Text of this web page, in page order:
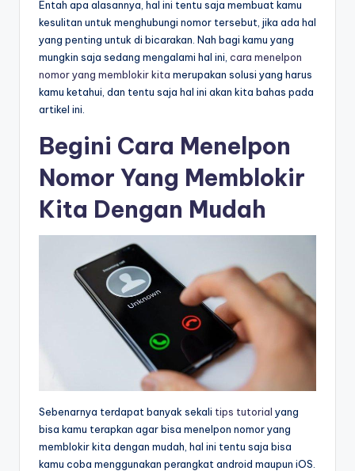
Entah apa alasannya, hal ini tentu saja membuat kamu
kesulitan untuk menghubungi nomor tersebut, jika ada hal
yang penting untuk di bicarakan. Nah bagi kamu yang
mungkin saja sedang mengalami hal ini, cara menelpon
nomor yang memblokir kita merupakan solusi yang harus
kamu ketahui, dan tentu saja hal ini akan kita bahas pada
artikel ini.
Begini Cara Menelpon
Nomor Yang Memblokir
Kita Dengan Mudah
Sebenarnya terdapat banyak sekali tips tutorial yang
bisa kamu terapkan agar bisa menelpon nomor yang
memblokir kita dengan mudah, hal ini tentu saja bisa
kamu coba menggunakan perangkat android maupun iOS.